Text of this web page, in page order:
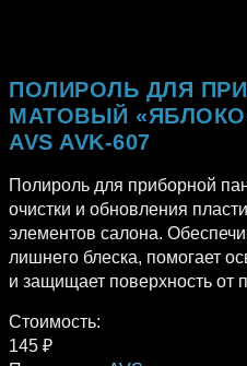
ПОЛИРОЛЬ ДЛЯ
МАТОВЫЙ
AVS AVK-607
Полироль для приборной
очистки и обновления
элементов салона.
лишнего блеска, помогает
и защищает поверхность от
Стоимость:
145 ₽